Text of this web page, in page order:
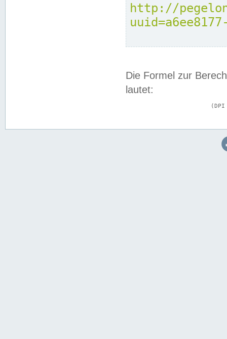
http://
Die Formel zur
lautet: